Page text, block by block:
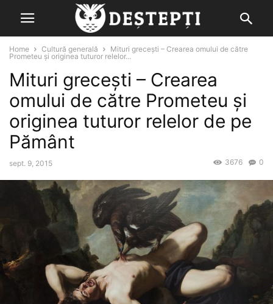
Home Cultură generală
Mituri grecești – Crearea omului de către
Prometeu şi originea tuturor relelor...
Mituri grecești – Crearea
omului de către Prometeu şi
originea tuturor relelor de pe
Pământ
sept. 9, 2015 0
3676